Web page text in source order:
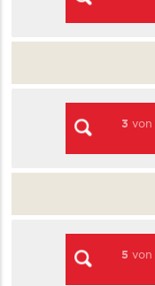
3 von
5 von